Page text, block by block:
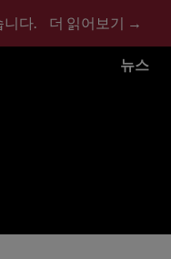
니다. 더 읽어보기 →
뉴스